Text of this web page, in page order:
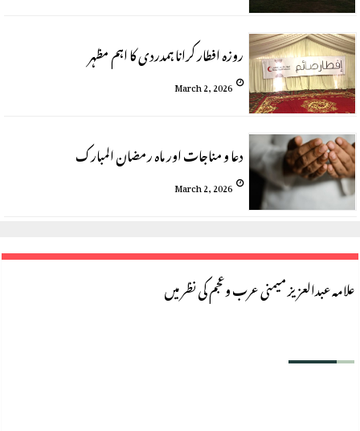
روزه افطار كرانا ہمدردى كا اہم مظہر
March 2, 2026
دعا و مناجات اور ماہ رمضان المبارک
March 2, 2026
علامہ عبدالعزیز میمنی عرب وعجم کی نظر میں